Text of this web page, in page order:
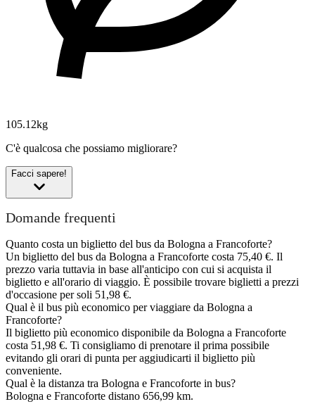
105.12kg
C'è qualcosa che possiamo migliorare?
Facci sapere!
Domande frequenti
Quanto costa un biglietto del bus da Bologna a Francoforte?
Un biglietto del bus da Bologna a Francoforte costa 75,40 €. Il
prezzo varia tuttavia in base all'anticipo con cui si acquista il
biglietto e all'orario di viaggio. È possibile trovare biglietti a prezzi
d'occasione per soli 51,98 €.
Qual è il bus più economico per viaggiare da Bologna a
Francoforte?
Il biglietto più economico disponibile da Bologna a Francoforte
costa 51,98 €. Ti consigliamo di prenotare il prima possibile
evitando gli orari di punta per aggiudicarti il biglietto più
conveniente.
Qual è la distanza tra Bologna e Francoforte in bus?
Bologna e Francoforte distano 656,99 km.